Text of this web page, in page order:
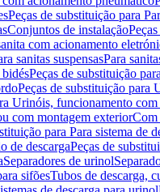
Peças de substituição para
Conjuntos de instalação
com acionamento
sanitas suspensasPara
Peças de substituição
Peças de substituição para
Urinóis, funcionamento
com montagem exteriorCom
para Para sistema de
de descargaPeças de
Separadores de urinol
sifõesTubos de descarga,